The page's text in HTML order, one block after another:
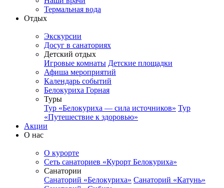
Термальная вода
Отдых
Экскурсии
Досуг в санаториях
Детский отдых
Игровые комнаты Детские площадки
Афиша мероприятий
Календарь событий
Белокуриха Горная
Туры
Тур «Белокуриха — сила источников» Тур
«Путешествие к здоровью»
Акции
О нас
О курорте
Сеть санаториев «Курорт Белокуриха»
Санатории
Санаторий «Белокуриха» Санаторий «Катунь»